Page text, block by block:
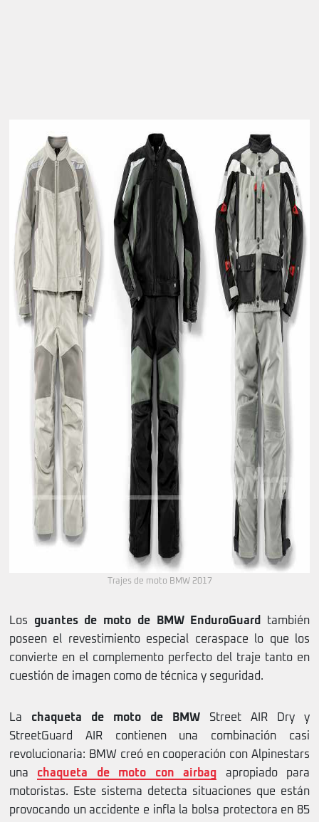
Trajes de moto BMW 2017
Los guantes de moto de BMW EnduroGuard
también
poseen el revestimiento especial ceraspace lo que los
convierte en el complemento perfecto del traje tanto en
cuestión de imagen como de técnica y seguridad.
La chaqueta de moto de BMW Street AIR Dry y
StreetGuard AIR contienen una combinación casi
revolucionaria: BMW creó en cooperación con Alpinestars
una chaqueta de moto con airbag apropiado para
motoristas. Este sistema detecta situaciones que están
provocando un accidente e infla la bolsa protectora en 85